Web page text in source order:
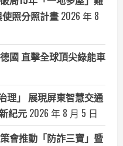
照分照計畫 2026 年 8
國 直擊全球頂尖綠能車
治理」 展現屏東智慧交通
紀元 2026 年 8 月 5 日
會推動「防詐三寶」暨